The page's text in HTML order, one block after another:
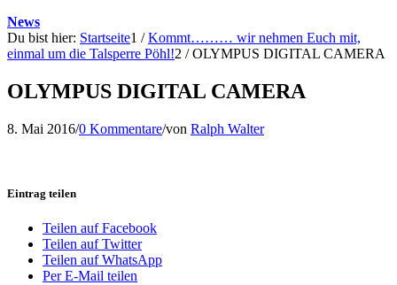
News
Du bist hier: Startseite1 / Kommt……… wir nehmen Euch mit,
einmal um die Talsperre Pöhl!2 / OLYMPUS DIGITAL CAMERA
OLYMPUS DIGITAL CAMERA
8. Mai 2016/0 Kommentare/von Ralph Walter
Eintrag teilen
Teilen auf Facebook
Teilen auf Twitter
Teilen auf WhatsApp
Per E-Mail teilen